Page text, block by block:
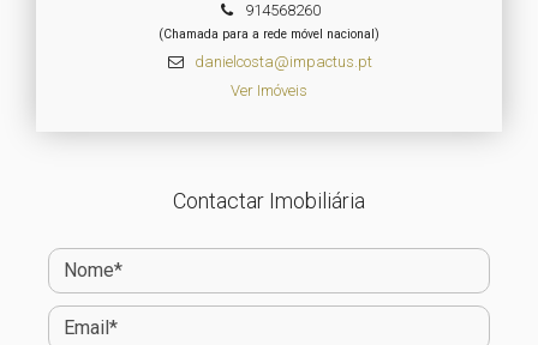
914568260
(Chamada para a rede móvel nacional)
danielcosta@impactus.pt
Ver Imóveis
Contactar Imobiliária